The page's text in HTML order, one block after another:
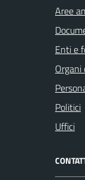
Aree
Enti e
Organi
Politici
Uffici